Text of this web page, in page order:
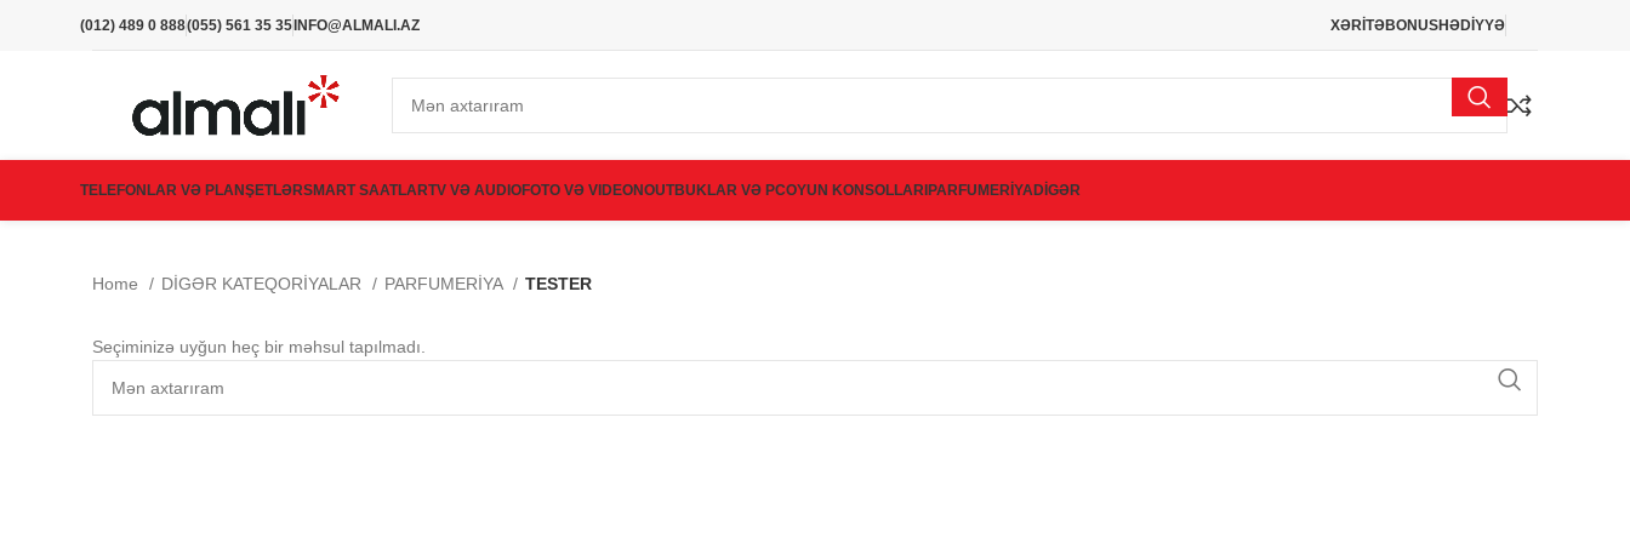
(012) 489 0 888(055) 561 35 35INFO@ALMALI.AZ XƏRİTƏBONUSHƏDİYYƏ
TELEFONLAR VƏ PLANŞETLƏRSMART SAATLARTV VƏ AUDIOFOTO VƏ VIDEONOUTBUKLAR VƏ PCOYUN KONSOLLARI PARFUMERİYADİGƏR
Home DİGƏR KATEQORİYALAR PARFUMERİYA TESTER
Seçiminizə uyğun heç bir məhsul tapılmadı.